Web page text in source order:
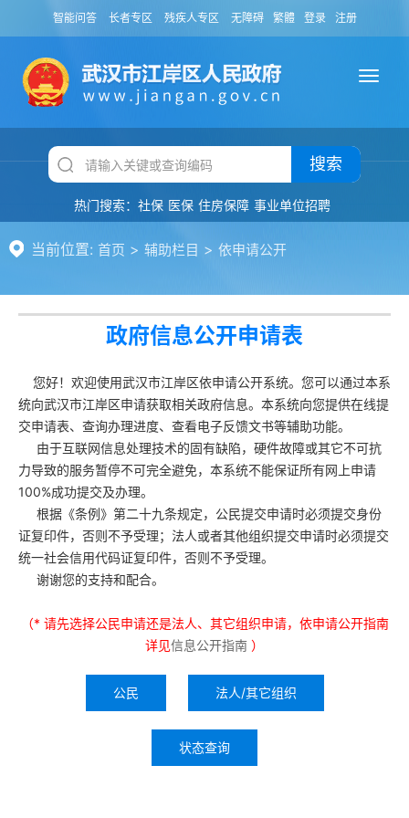
智能问答 长者专区 残疾人专区 无障碍 繁體 登录 注册
搜索
热门搜索： 社保 医保 住房保障 事业单位招聘
当前位置: 首页 > 辅助栏目 > 依申请公开
政府信息公开申请表
您好！欢迎使用武汉市江岸区依申请公开系统。您可以通过本系
统向武汉市江岸区申请获取相关政府信息。本系统向您提供在线提
交申请表、查询办理进度、查看电子反馈文书等辅助功能。
由于互联网信息处理技术的固有缺陷，硬件故障或其它不可抗
力导致的服务暂停不可完全避免，本系统不能保证所有网上申请
100%成功提交及办理。
根据《条例》第二十九条规定，公民提交申请时必须提交身份
证复印件，否则不予受理；法人或者其他组织提交申请时必须提交
统一社会信用代码证复印件，否则不予受理。
谢谢您的支持和配合。
（* 请先选择公民申请还是法人、其它组织申请，依申请公开指南
详见信息公开指南 ）
公民 法人/其它组织
状态查询